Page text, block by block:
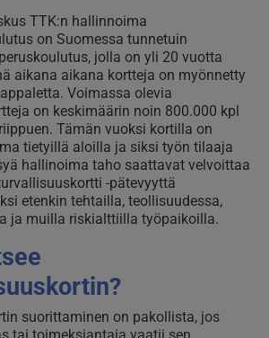
TTK:n hallinnoima
on Suomessa tunnetuin
jolla on yli 20 vuotta
aikana aikana kortteja on myönnetty
Voimassa olevia
on keskimäärin noin 800.000 kpl
Tämän vuoksi kortilla on
tietyillä aloilla ja siksi työn tilaaja
hallinoima taho saattavat velvoittaa
-pätevyyttä
etenkin tehtailla, teollisuudessa,
ja muilla riskialttiilla työpaikoilla.
suorittaminen on pakollista, jos